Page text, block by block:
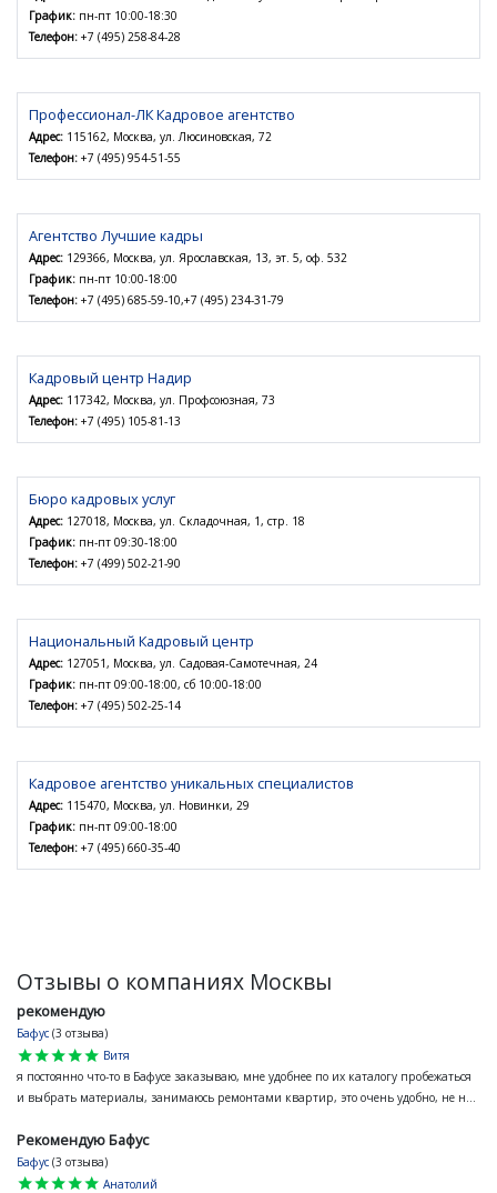
График: пн-пт 10:00-18:30
Телефон: +7 (495) 258-84-28
Профессионал-ЛК Кадровое агентство
Адрес: 115162, Москва, ул. Люсиновская, 72
Телефон: +7 (495) 954-51-55
Агентство Лучшие кадры
Адрес: 129366, Москва, ул. Ярославская, 13, эт. 5, оф. 532
График: пн-пт 10:00-18:00
Телефон: +7 (495) 685-59-10,+7 (495) 234-31-79
Кадровый центр Надир
Адрес: 117342, Москва, ул. Профсоюзная, 73
Телефон: +7 (495) 105-81-13
Бюро кадровых услуг
Адрес: 127018, Москва, ул. Складочная, 1, стр. 18
График: пн-пт 09:30-18:00
Телефон: +7 (499) 502-21-90
Национальный Кадровый центр
Адрес: 127051, Москва, ул. Садовая-Самотечная, 24
График: пн-пт 09:00-18:00, сб 10:00-18:00
Телефон: +7 (495) 502-25-14
Кадровое агентство уникальных специалистов
Адрес: 115470, Москва, ул. Новинки, 29
График: пн-пт 09:00-18:00
Телефон: +7 (495) 660-35-40
Отзывы о компаниях Москвы
рекомендую
Бафус (3 отзыва)
star
star
star
star
star
Витя
я постоянно что-то в Бафусе заказываю, мне удобнее по их каталогу пробежаться
и выбрать материалы, занимаюсь ремонтами квартир, это очень удобно, не н...
Рекомендую Бафус
Бафус (3 отзыва)
star
star
star
star
star
Анатолий